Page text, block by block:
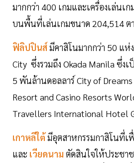
มากกว่า 400 เกมและเครื่องเล่นเก
บนพื้นที่เล่นเกมขนาด 204,514 ต
ฟิลิปปินส์มีคาสิโนมากกว่า 50 แ
City ซึ่งรวมถึง Okada Manila ซึ่ง
5 พันล้านดอลลาร์ City of
Resort and Casino Resorts
Travellers International Hotel
เกาหลีใต้มีอุตสาหกรรมกาสิโนที่เ
และ เวียดนาม ตัดสินใจให้ประชา